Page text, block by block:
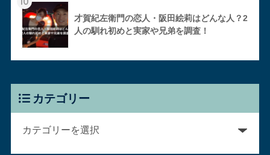
才賀紀左衛門の恋人・阪田絵莉はどんな人？2
人の馴れ初めと実家や兄弟を調査！
カテゴリー